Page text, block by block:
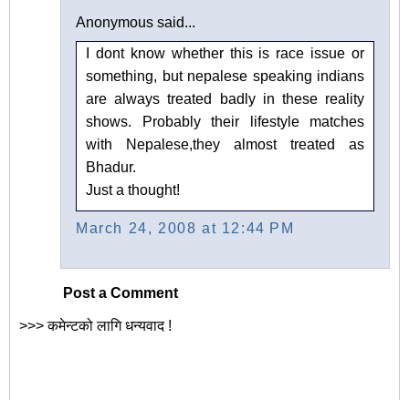
Anonymous said...
I dont know whether this is race issue or
something, but nepalese speaking indians
are always treated badly in these reality
shows. Probably their lifestyle matches
with Nepalese,they almost treated as
Bhadur.
Just a thought!
March 24, 2008 at 12:44 PM
Post a Comment
>>> कमेन्टको लागि धन्यवाद !